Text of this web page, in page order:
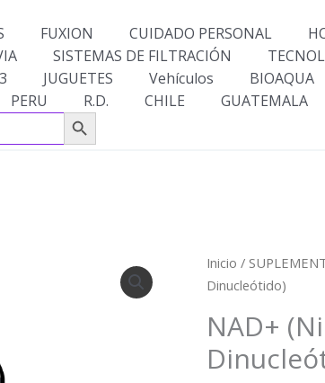
FUXION CUIDADO PERSONAL
SISTEMAS DE FILTRACIÓN
JUGUETES Vehículos BIOAQUA
PERU R.D. CHILE GUATEMALA
Botón de búsqueda
Inicio /
Dinucleótido)
NAD+
NAD+
(Nicotinamida
Dinucleótido)
cantidad